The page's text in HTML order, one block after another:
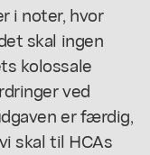
i noter, hvor
skal ingen
kolossale
ved
er færdig,
skal til HCAs